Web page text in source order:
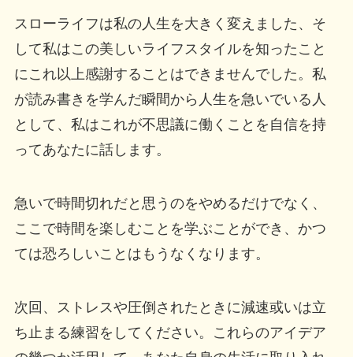
スローライフは私の人生を大きく変えました、そ
して私はこの美しいライフスタイルを知ったこと
にこれ以上感謝することはできませんでした。私
が読み書きを学んだ瞬間から人生を急いでいる人
として、私はこれが不思議に働くことを自信を持
ってあなたに話します。
急いで時間切れだと思うのをやめるだけでなく、
ここで時間を楽しむことを学ぶことができ、かつ
ては恐ろしいことはもうなくなります。
次回、ストレスや圧倒されたときに減速或いは立
ち止まる練習をしてください。これらのアイデア